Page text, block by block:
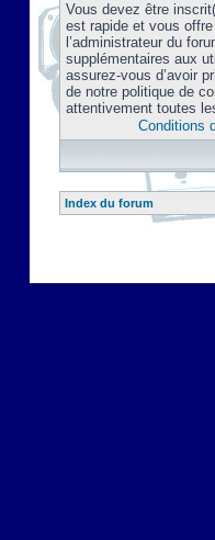
Vous devez être
est rapide et vous
l’administrateur du
supplémentaires aux
assurez-vous d’avoir
de notre politique de
attentivement toutes
Conditions
Index du forum